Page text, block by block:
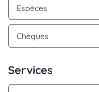
Espèces
Chèques
Services